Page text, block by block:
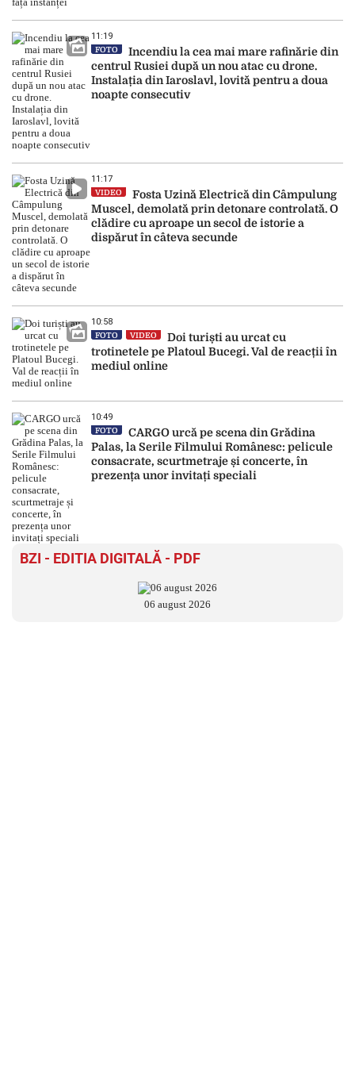
11:19
FOTO
Incendiu la cea mai mare rafinărie din
centrul Rusiei după un nou atac cu drone.
Instalația din Iaroslavl, lovită pentru a doua
noapte consecutiv
11:17
VIDEO
Fosta Uzină Electrică din Câmpulung
Muscel, demolată prin detonare controlată. O
clădire cu aproape un secol de istorie a
dispărut în câteva secunde
10:58
FOTO VIDEO
Doi turiști au urcat cu
trotinetele pe Platoul Bucegi. Val de reacții în
mediul online
10:49
FOTO
CARGO urcă pe scena din Grădina
Palas, la Serile Filmului Românesc: pelicule
consacrate, scurtmetraje și concerte, în
prezența unor invitați speciali
BZI - EDITIA DIGITALĂ - PDF
06 august 2026